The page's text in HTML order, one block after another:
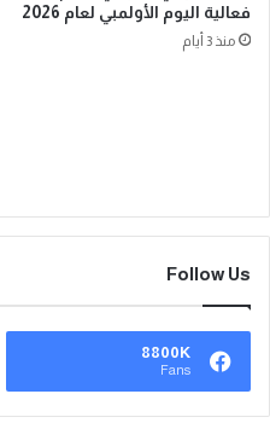
فعالية اليوم الأولمبي لعام 2026
منذ 3 أيام
Follow Us
8800K
Fans